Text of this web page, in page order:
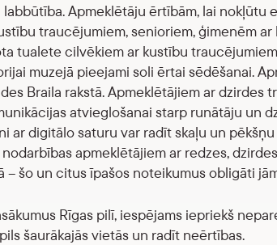
Apmeklētāju ērtībām, lai nokļūtu
traucējumiem, senioriem, ģimenēm ar
tualete cilvēkiem ar kustību
muzejā pieejami soli ērtai sēdēšanai.
Braila rakstā. Apmeklētājiem ar
atvieglošanai starp runātāju un
ar digitālo saturu var radīt skaļu un
apmeklētājiem ar redzes,
– šo un citus īpašos noteikumus obligāti
Rīgas pilī, iespējams iepriekš
šaurākajās vietās un radīt neērtības.